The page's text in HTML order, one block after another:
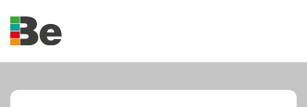
Skip to main content